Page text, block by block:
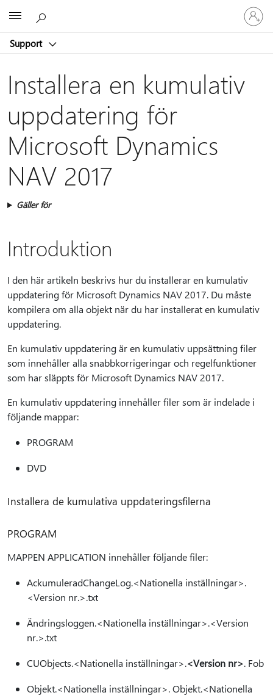
Support
Logga
in
på
konto
Installera en kumulativ
uppdatering för
Microsoft Dynamics
NAV 2017
Gäller för
Introduktion
I den här artikeln beskrivs hur du installerar en kumulativ
uppdatering för Microsoft Dynamics NAV 2017. Du måste
kompilera om alla objekt när du har installerat en kumulativ
uppdatering.
En kumulativ uppdatering är en kumulativ uppsättning filer
som innehåller alla snabbkorrigeringar och regelfunktioner
som har släppts för Microsoft Dynamics NAV 2017.
En kumulativ uppdatering innehåller filer som är indelade i
följande mappar:
PROGRAM
DVD
Installera de kumulativa uppdateringsfilerna
PROGRAM
MAPPEN APPLICATION innehåller följande filer:
AckumuleradChangeLog.<Nationella inställningar>.
<Version nr.>.txt
Ändringsloggen.<Nationella inställningar>.<Version
nr.>.txt
CUObjects.<Nationella inställningar>.<Version nr>. Fob
Objekt.<Nationella inställningar>. Objekt.<Nationella